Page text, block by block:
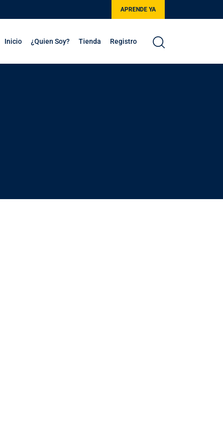
APRENDE YA
Inicio ¿Quien Soy? Tienda Registro